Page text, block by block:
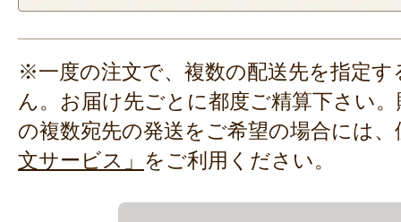
※一度の注文で、複数の配送先を指定
ん。お届け先ごとに都度ご精算下さい
の複数宛先の発送をご希望の場合には、
文サービス」 をご利用ください。